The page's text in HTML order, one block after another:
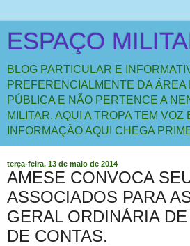
ESPAÇO
BLOG PARTICULAR E
PREFERENCIALMENTE DA ÁREA
PÚBLICA E NÃO PERTENCE A
MILITAR. AQUI A TROPA TEM VOZ
INFORMAÇÃO AQUI CHEGA
terça-feira, 13 de maio de 2014
AMESE CONVOCA
ASSOCIADOS PARA
GERAL ORDINÁRIA
DE CONTAS.